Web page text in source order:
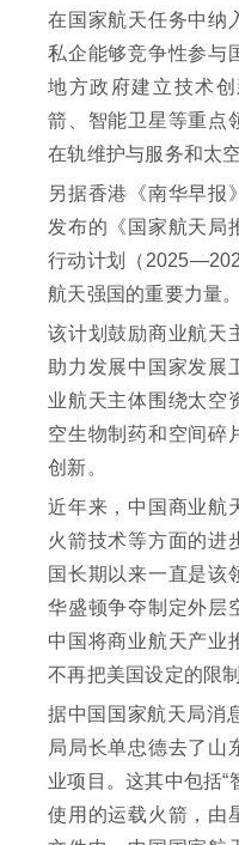
在国家航天任务中纳
私企能够竞争性参与
地方政府建立技术
箭、智能卫星等重点
在轨维护与服务和太
另据香港《南华早报
发布的《国家航天局
行动计划（
航天强国的重要力量。
该计划鼓励商业航天
助力发展中国家发展
业航天主体围绕太空
空生物制药和空间碎
创新。
近年来，中国商业航
火箭技术等方面的进
国长期以来一直是该
华盛顿争夺制定外层
中国将商业航天产业
不再把美国设定的限
据中国国家航天局消
局局长单忠德去了山
业项目。这其中包括“
使用的运载火箭，由